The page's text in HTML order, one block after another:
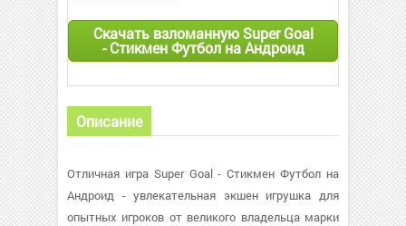
Скачать взломанную Super Goal
- Стикмен Футбол на Андроид
Описание
Отличная игра Super Goal - Стикмен Футбол на
Андроид - увлекательная экшен игрушка для
опытных игроков от великого владельца марки